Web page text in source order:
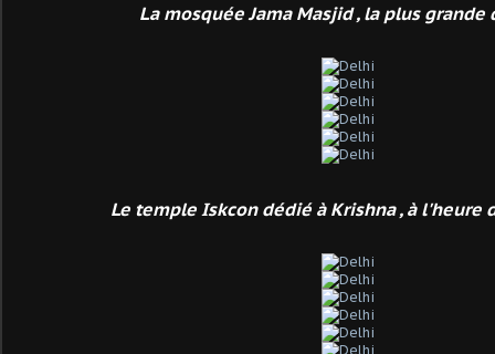
La mosquée Jama Masjid , la plus grande
Le temple Iskcon dédié à Krishna , à l'heure